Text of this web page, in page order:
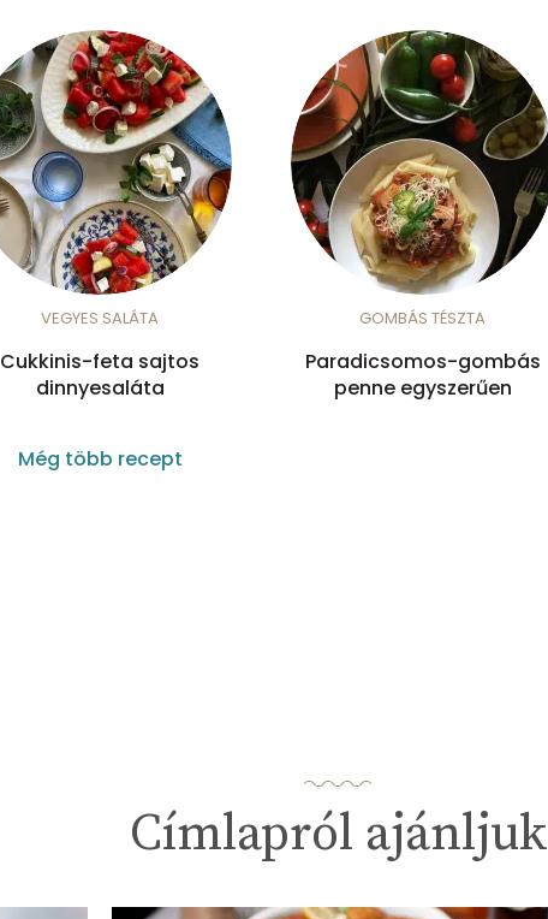
VEGYES SALÁTA
Cukkinis-feta sajtos
dinnyesaláta
GOMBÁS TÉSZTA
Paradicsomos-gombás
penne egyszerűen
Még több recept
Címlapról ajánljuk